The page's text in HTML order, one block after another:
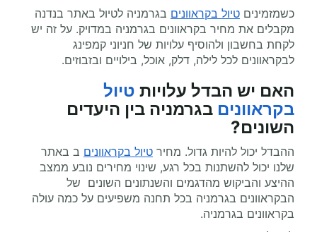
כשמזמינים טיול בקראוונים בגרמניה לטיול באתר בנדנה
מקבלים את מחיר בקראוונים בגרמניה במדויק. על זה יש
לקחת בחשבון ולהוסיף עלויות של חניוני קמפינג
לבקראוונים לכל לילה, דלק, אוכל, בילויים ובזבוזים.
האם יש הבדל עלויות טיול
בקראוונים בגרמניה בין היעדים
השונים?
ההבדל יכול להיות גדול. מחיר טיול בקראוונים ב באתר
שלנו יכול להשתנות בכל רגע, שינוי מחירים נובע ממצב
ההיצע והביקוש מהדגמים והשנתונים השונים של
הבקראוונים בגרמניה בכל תחנה משפיעים על כמה עולה
בקראוונים בגרמניה.